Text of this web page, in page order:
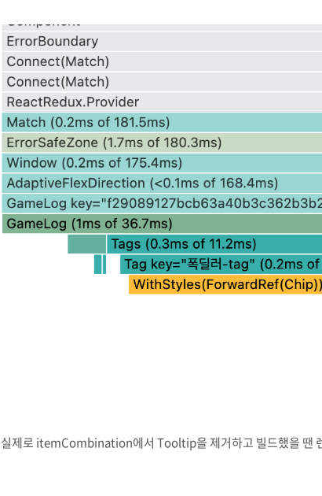
실제로 itemCombination에서 Tooltip을 제거하고 빌드했을 땐